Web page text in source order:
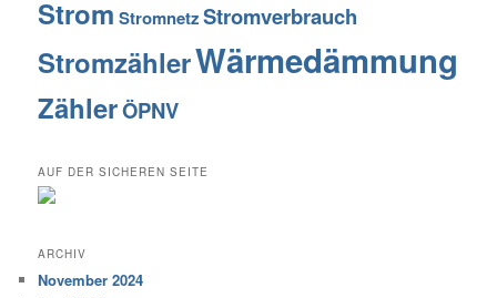
Strom StromnetzStromverbrauch
StromzählerWärmedämmung
ZählerÖPNV
AUF DER SICHEREN SEITE
ARCHIV
November 2024